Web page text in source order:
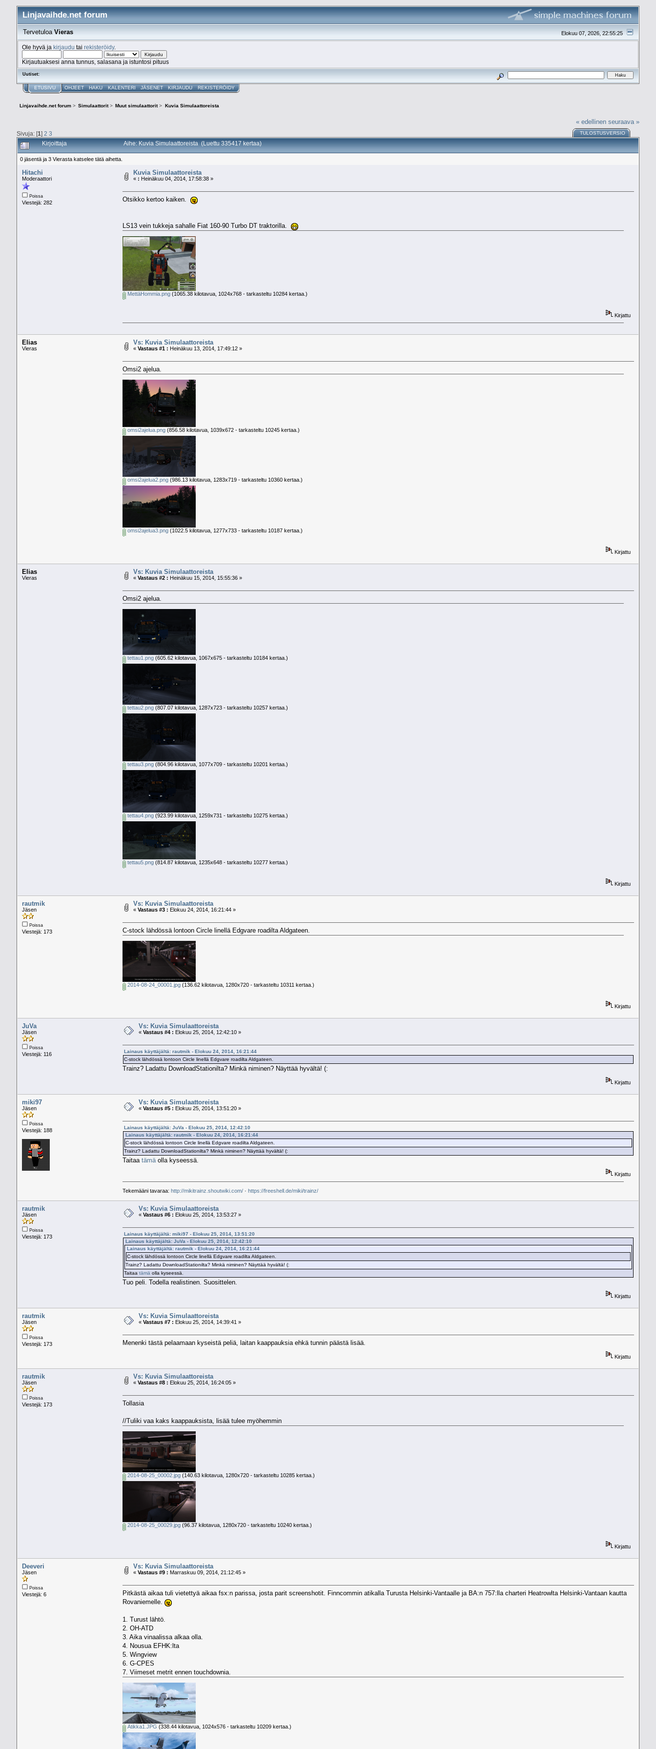
Linjavaihde.net forum
Elokuu 07, 2026, 22:55:25
TervetuloaVieras
Ole hyvä ja kirjaudu tai rekisteröidy.
Kirjautuaksesi anna tunnus, salasana ja istuntosi pituus
Uutiset:
ETUSIVU OHJEET HAKU KALENTERI JÄSENET KIRJAUDU REKISTERÖIDY
Linjavaihde.net forum > Simulaattorit> Muut simulaattorit> Kuvia Simulaattoreista
« edellinen seuraava »
Sivuja: [1] 2 3 TULOSTUSVERSIO
Kirjoittaja Aihe: Kuvia Simulaattoreista (Luettu 335417 kertaa)
0 jäsentä ja 3 Vierasta katselee tätä aihetta.
Hitachi
Moderaattori
Poissa
Viestejä: 282
Kuvia Simulaattoreista
« : Heinäkuu 04, 2014, 17:58:38 »
Otsikko kertoo kaiken.
LS13 vein tukkeja sahalle Fiat 160-90 Turbo DT traktorilla.
MettäHommia.png (1065.38 kilotavua, 1024x768 - tarkasteltu 10284 kertaa.)
Kirjattu
Elias
Vieras
Vs: Kuvia Simulaattoreista
« Vastaus #1 : Heinäkuu 13, 2014, 17:49:12 »
Omsi2 ajelua.
omsi2ajelua.png (856.58 kilotavua, 1039x672 - tarkasteltu 10245 kertaa.)
omsi2ajelua2.png (986.13 kilotavua, 1283x719 - tarkasteltu 10360 kertaa.)
omsi2ajelua3.png (1022.5 kilotavua, 1277x733 - tarkasteltu 10187 kertaa.)
Kirjattu
Elias
Vieras
Vs: Kuvia Simulaattoreista
« Vastaus #2 : Heinäkuu 15, 2014, 15:55:36 »
Omsi2 ajelua.
tettau1.png (605.62 kilotavua, 1067x675 - tarkasteltu 10184 kertaa.)
tettau2.png (807.07 kilotavua, 1287x723 - tarkasteltu 10257 kertaa.)
tettau3.png (804.96 kilotavua, 1077x709 - tarkasteltu 10201 kertaa.)
tettau4.png (923.99 kilotavua, 1259x731 - tarkasteltu 10275 kertaa.)
tettau5.png (814.87 kilotavua, 1235x648 - tarkasteltu 10277 kertaa.)
Kirjattu
rautmik
Jäsen
Poissa
Viestejä: 173
Vs: Kuvia Simulaattoreista
« Vastaus #3 : Elokuu 24, 2014, 16:21:44 »
C-stock lähdössä lontoon Circle linellä Edgvare roadilta Aldgateen.
2014-08-24_00001.jpg (136.62 kilotavua, 1280x720 - tarkasteltu 10311 kertaa.)
Kirjattu
JuVa
Jäsen
Poissa
Viestejä: 116
Vs: Kuvia Simulaattoreista
« Vastaus #4 : Elokuu 25, 2014, 12:42:10 »
Lainaus käyttäjältä: rautmik - Elokuu 24, 2014, 16:21:44
C-stock lähdössä lontoon Circle linellä Edgvare roadilta Aldgateen.
Trainz? Ladattu DownloadStationilta? Minkä niminen? Näyttää hyvältä! (:
Kirjattu
miki97
Jäsen
Poissa
Viestejä: 188
Vs: Kuvia Simulaattoreista
« Vastaus #5 : Elokuu 25, 2014, 13:51:20 »
Lainaus käyttäjältä: JuVa - Elokuu 25, 2014, 12:42:10
Lainaus käyttäjältä: rautmik - Elokuu 24, 2014, 16:21:44
C-stock lähdössä lontoon Circle linellä Edgvare roadilta Aldgateen.
Trainz? Ladattu DownloadStationilta? Minkä niminen? Näyttää hyvältä! (:
Taitaatämä olla kyseessä.
Kirjattu
Tekemääni tavaraa:http://mikitrainz.shoutwiki.com/ ·https://freeshell.de/miki/trainz/
rautmik
Jäsen
Poissa
Viestejä: 173
Vs: Kuvia Simulaattoreista
« Vastaus #6 : Elokuu 25, 2014, 13:53:27 »
Lainaus käyttäjältä: miki97 - Elokuu 25, 2014, 13:51:20
Lainaus käyttäjältä: JuVa - Elokuu 25, 2014, 12:42:10
Lainaus käyttäjältä: rautmik - Elokuu 24, 2014, 16:21:44
C-stock lähdössä lontoon Circle linellä Edgvare roadilta Aldgateen.
Trainz? Ladattu DownloadStationilta? Minkä niminen? Näyttää hyvältä! (:
Taitaatämä olla kyseessä.
Tuo peli. Todella realistinen. Suosittelen.
Kirjattu
rautmik
Jäsen
Poissa
Viestejä: 173
Vs: Kuvia Simulaattoreista
« Vastaus #7 : Elokuu 25, 2014, 14:39:41 »
Menenki tästä pelaamaan kyseistä peliä, laitan kaappauksia ehkä tunnin päästä lisää.
Kirjattu
rautmik
Jäsen
Poissa
Viestejä: 173
Vs: Kuvia Simulaattoreista
« Vastaus #8 : Elokuu 25, 2014, 16:24:05 »
Tollasia
//Tuliki vaa kaks kaappauksista, lisää tulee myöhemmin
2014-08-25_00002.jpg (140.63 kilotavua, 1280x720 - tarkasteltu 10285 kertaa.)
2014-08-25_00029.jpg (96.37 kilotavua, 1280x720 - tarkasteltu 10240 kertaa.)
Kirjattu
Deeveri
Jäsen
Poissa
Viestejä: 6
Vs: Kuvia Simulaattoreista
« Vastaus #9 : Marraskuu 09, 2014, 21:12:45 »
Pitkästä aikaa tuli vietettyä aikaa fsx:n parissa, josta parit screenshotit. Finncommin atikalla Turusta Helsinki-Vantaalle ja BA:n 757:lla charteri Heatrowlta Helsinki-Vantaan kautta
Rovaniemelle.
1. Turust lähtö.
2. OH-ATD
3. Aika vinaalissa alkaa olla.
4. Nousua EFHK:lta
5. Wingview
6. G-CPES
7. Viimeset metrit ennen touchdownia.
Atikka1.JPG (338.44 kilotavua, 1024x576 - tarkasteltu 10209 kertaa.)